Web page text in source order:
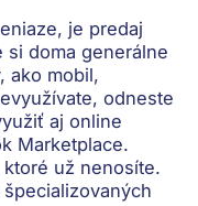
je predaj
doma generálne
ako mobil,
odneste
aj online
Marketplace.
už nenosíte.